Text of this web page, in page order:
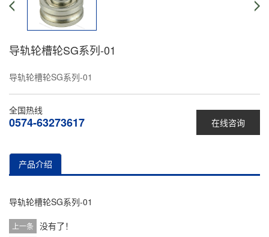
导轨轮槽轮SG系列-01
导轨轮槽轮SG系列-01
在线咨询
全国热线
0574-63273617
产品介绍
导轨轮槽轮SG系列-01
上一条 没有了！